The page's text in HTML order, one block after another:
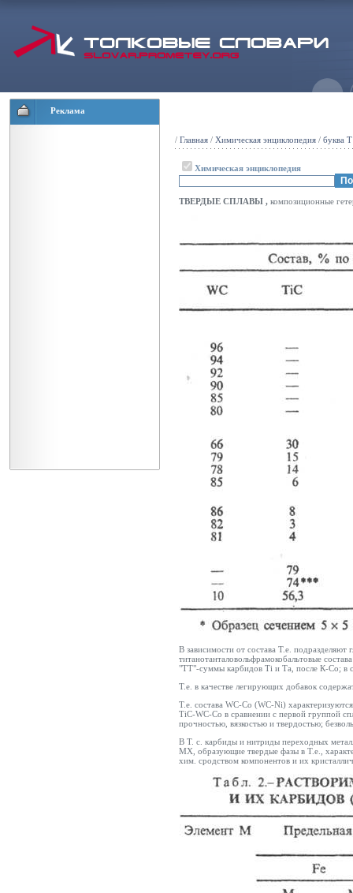
Реклама
/ Главная / Химическая энциклопедия / буква Т
Химическая энциклопедия
ТВЕРДЫЕ СПЛАВЫ , композиционные
В зависимости от состава Т.е.
титанотанталовольфрамокобальтовые
"ТТ"-суммы карбидов Ti и Та, после К-Со; в
Т.е. в качестве легирующих добавок
Т.е. состава WC-Co (WC-Ni)
TiC-WC-Co в сравнении с первой группой
прочностью, вязкостью и твердостью;
В Т. с. карбиды и нитриды переходных
MX, образующие твердые фазы в Т.е.,
хим. сродством компонентов и их